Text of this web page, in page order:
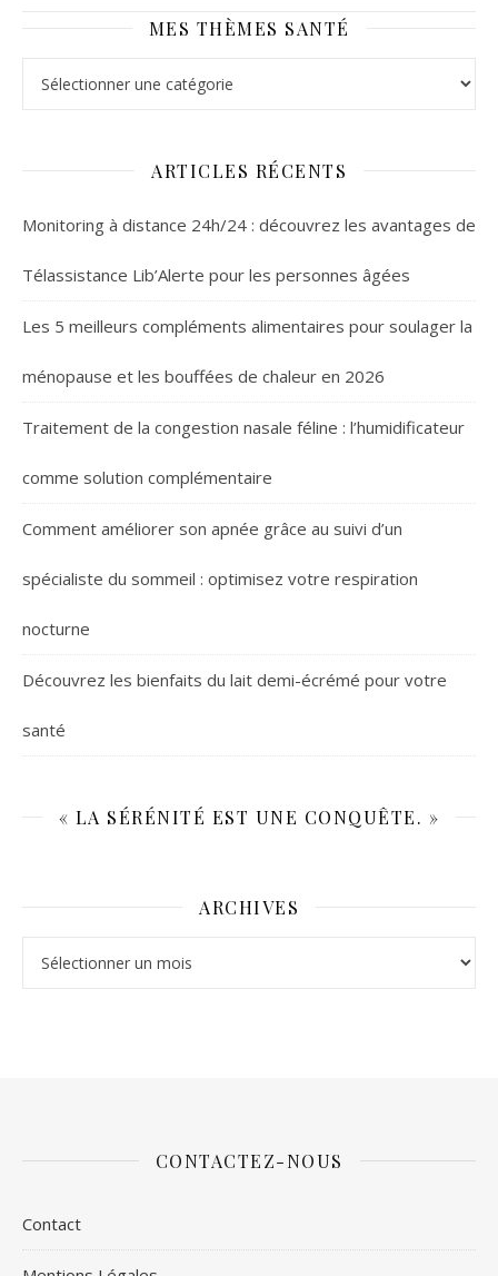
MES THÈMES SANTÉ
ARTICLES RÉCENTS
Monitoring à distance 24h/24 : découvrez les avantages de
Télassistance Lib’Alerte pour les personnes âgées
Les 5 meilleurs compléments alimentaires pour soulager la
ménopause et les bouffées de chaleur en 2026
Traitement de la congestion nasale féline : l’humidificateur
comme solution complémentaire
Comment améliorer son apnée grâce au suivi d’un
spécialiste du sommeil : optimisez votre respiration
nocturne
Découvrez les bienfaits du lait demi-écrémé pour votre
santé
« LA SÉRÉNITÉ EST UNE CONQUÊTE. »
ARCHIVES
CONTACTEZ-NOUS
Contact